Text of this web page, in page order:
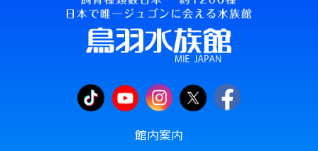
館内案内